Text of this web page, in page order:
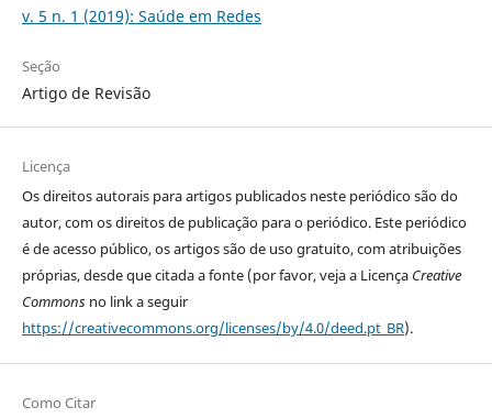
v. 5 n. 1 (2019): Saúde em Redes
Seção
Artigo de Revisão
Licença
Os direitos autorais para artigos publicados neste periódico são do
autor, com os direitos de publicação para o periódico. Este periódico
é de acesso público, os artigos são de uso gratuito, com atribuições
próprias, desde que citada a fonte (por favor, veja a Licença Creative
Commonsno link a seguir
https://creativecommons.org/licenses/by/4.0/deed.pt_BR).
Como Citar